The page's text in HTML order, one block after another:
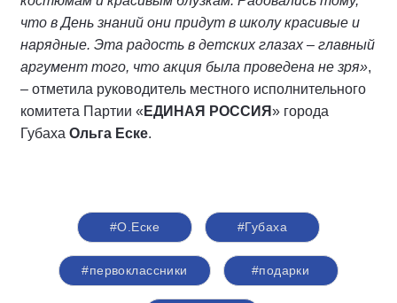
что в День знаний они придут в школу красивые и
нарядные. Эта радость в детских глазах – главный
аргумент того, что акция была проведена не зря»,
– отметила руководитель местного исполнительного
комитета Партии « ЕДИНАЯ РОССИЯ» города
Губаха Ольга Еске.
#О.Еске #Губаха
#первоклассники #подарки